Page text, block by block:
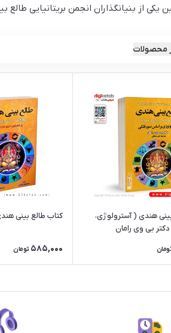
از بنیانگذاران انجمن بریتانیایی طالع بینی
محصولات
هندی ( آسترولوژی،
بی وی رامان
کتاب طالع بینی
585,000 تومان